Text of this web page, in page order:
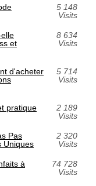
5 148
Visits
et
8 634
Visits
d'acheter
5 714
Visits
pratique
2 189
Visits
Pas
Uniques
2 320
Visits
à
74 728
Visits